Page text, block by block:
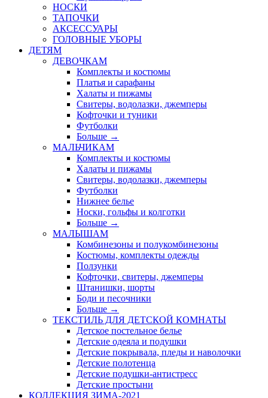
НОСКИ
ТАПОЧКИ
АКСЕССУАРЫ
ГОЛОВНЫЕ УБОРЫ
ДЕТЯМ
ДЕВОЧКАМ
Комплекты и костюмы
Платья и сарафаны
Халаты и пижамы
Свитеры, водолазки, джемперы
Кофточки и туники
Футболки
Больше →
МАЛЬЧИКАМ
Комплекты и костюмы
Халаты и пижамы
Свитеры, водолазки, джемперы
Футболки
Нижнее белье
Носки, гольфы и колготки
Больше →
МАЛЫШАМ
Комбинезоны и полукомбинезоны
Костюмы, комплекты одежды
Ползунки
Кофточки, свитеры, джемперы
Штанишки, шорты
Боди и песочники
Больше →
ТЕКСТИЛЬ ДЛЯ ДЕТСКОЙ КОМНАТЫ
Детское постельное белье
Детские одеяла и подушки
Детские покрывала, пледы и наволочки
Детские полотенца
Детские подушки-антистресс
Детские простыни
КОЛЛЕКЦИЯ ЗИМА-2021